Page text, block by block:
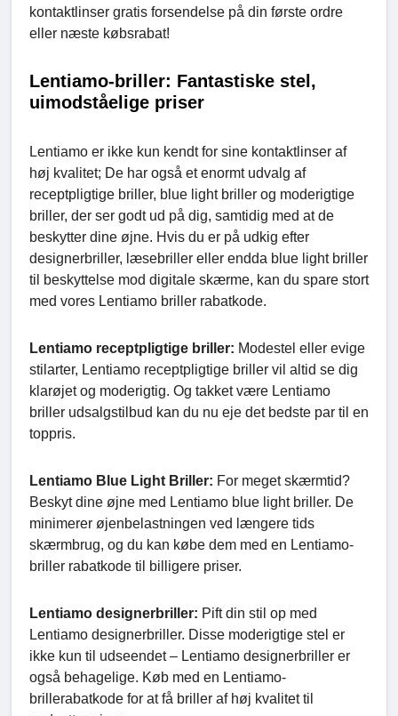
kontaktlinser gratis forsendelse på din første ordre
eller næste købsrabat!
Lentiamo-briller: Fantastiske stel,
uimodståelige priser
Lentiamo er ikke kun kendt for sine kontaktlinser af
høj kvalitet; De har også et enormt udvalg af
receptpligtige briller, blue light briller og moderigtige
briller, der ser godt ud på dig, samtidig med at de
beskytter dine øjne. Hvis du er på udkig efter
designerbriller, læsebriller eller endda blue light briller
til beskyttelse mod digitale skærme, kan du spare stort
med vores Lentiamo briller rabatkode.
Lentiamo receptpligtige briller: Modestel eller evige
stilarter, Lentiamo receptpligtige briller vil altid se dig
klarøjet og moderigtig. Og takket være Lentiamo
briller udsalgstilbud kan du nu eje det bedste par til en
toppris.
Lentiamo Blue Light Briller: For meget skærmtid?
Beskyt dine øjne med Lentiamo blue light briller. De
minimerer øjenbelastningen ved længere tids
skærmbrug, og du kan købe dem med en Lentiamo-
briller rabatkode til billigere priser.
Lentiamo designerbriller: Pift din stil op med
Lentiamo designerbriller. Disse moderigtige stel er
ikke kun til udseendet – Lentiamo designerbriller er
også behagelige. Køb med en Lentiamo-
brillerabatkode for at få briller af høj kvalitet til